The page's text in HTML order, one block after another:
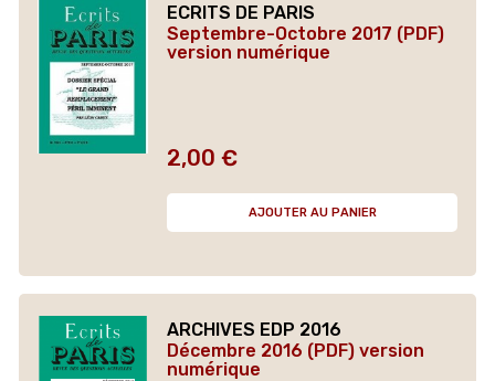
ECRITS DE PARIS
Septembre-Octobre 2017 (PDF)
version numérique
Prix
2,00 €
AJOUTER AU PANIER
ARCHIVES EDP 2016
Décembre 2016 (PDF) version
numérique